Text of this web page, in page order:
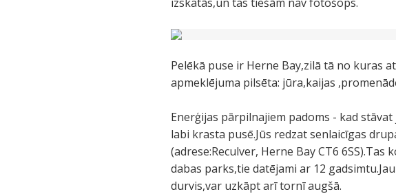
Pelēkā puse ir Herne Bay,zilā tā no kuras
apmeklējuma pilsēta: jūra,kaijas
Enerģijas pārpilnajiem padoms - kad
labi krasta pusē.Jūs redzat senlaicīgas
(adrese:Reculver, Herne Bay CT6
dabas parks,tie datējami ar 12
durvis,var uzkāpt arī tornī augšā.